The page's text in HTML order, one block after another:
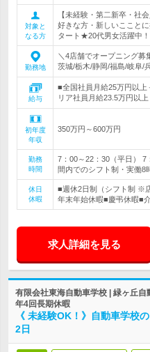
対象と
なる方
【未経験・第二新卒・社
好きな方・新しいここと
タート★20代男女活躍中！
勤務地
＼4店舗でオープニング募
茨城/栃木/静岡/福島/岐阜/
給与
■全国社員月給25万円以
リア社員月給23.5万円以
初年度
年収
350万円～600万円
勤務
時間
7：00～22：30（平日） 7
間内でのシフト制・実働8
休日
休暇
■週休2日制（シフト制 ※
年末年始休暇■慶弔休暇■
求人詳細を見る
有限会社東海自動車学校 | 緑ヶ丘自
年4回長期休暇
《 未経験OK！》自動車学校
2日